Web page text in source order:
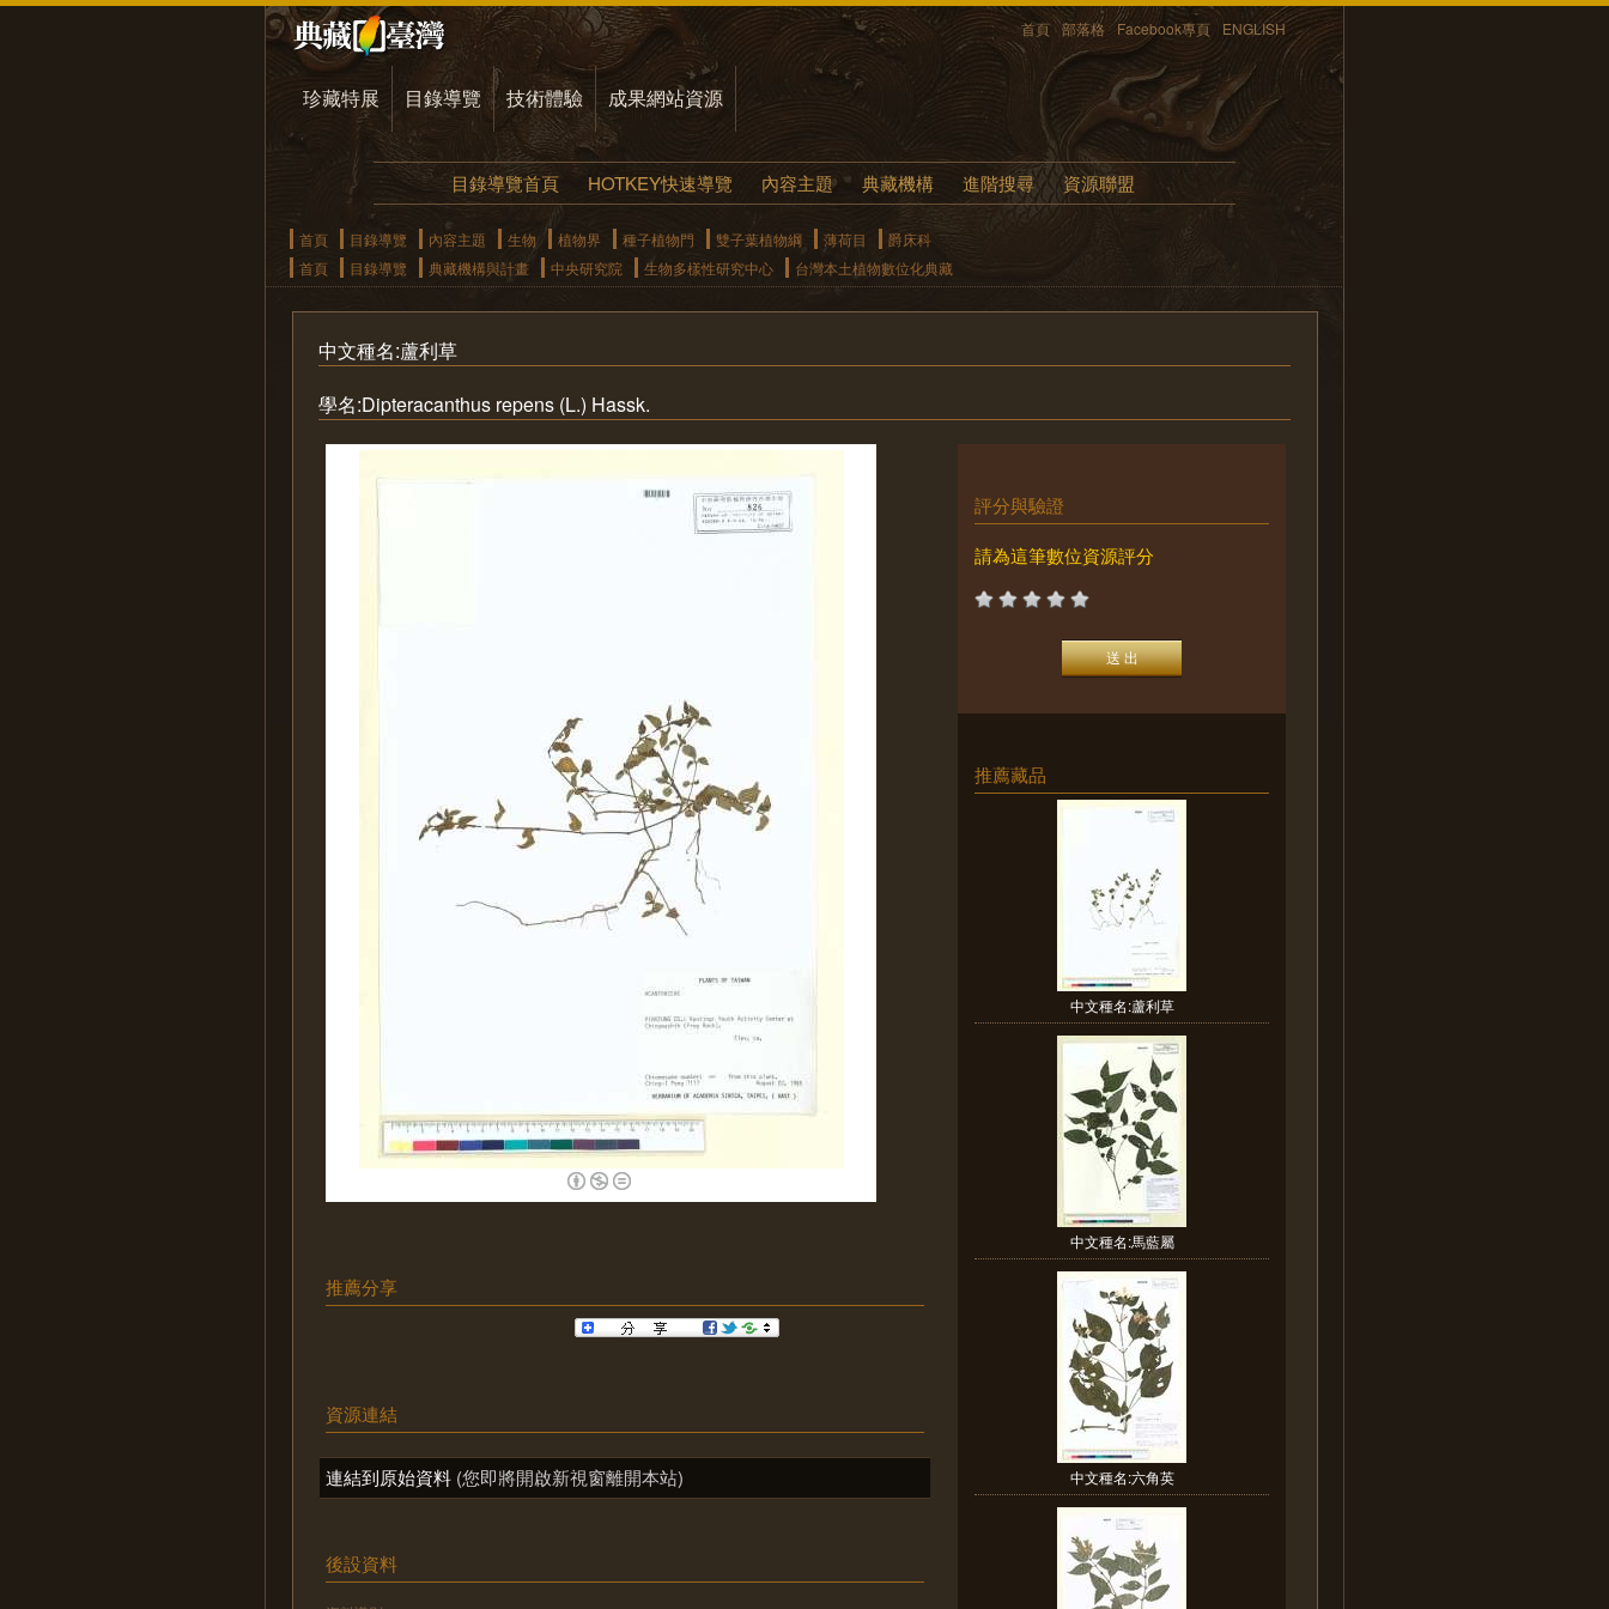
首頁 部落格 Facebook專頁 ENGLISH
珍藏特展 目錄導覽 技術體驗 成果網站資源
目錄導覽首頁 HOTKEY快速導覽 內容主題 典藏機構 進階搜尋 資源聯盟
首頁 目錄導覽 內容主題 生物 植物界 種子植物門 雙子葉植物綱 薄荷目
爵床科
首頁
目錄導覽 典藏機構與計畫 中央研究院 生物多樣性研究中心 台灣本土植物數位化典藏
中文種名:蘆利草
學名:Dipteracanthus repens (L.) Hassk.
推薦分享
資源連結
連結到原始資料 (您即將開啟新視窗離開本站)
後設資料
評分與驗證
請為這筆數位資源評分
推薦藏品
中文種名:蘆利草
中文種名:馬藍屬
中文種名:六角英